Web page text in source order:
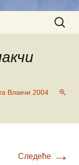
Влакчи 2004
Следеће →